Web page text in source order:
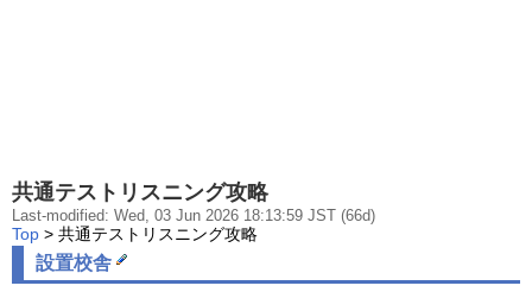
共通テストリスニング攻略
Last-modified: Wed, 03 Jun 2026 18:13:59 JST (66d)
Top > 共通テストリスニング攻略
設置校舎